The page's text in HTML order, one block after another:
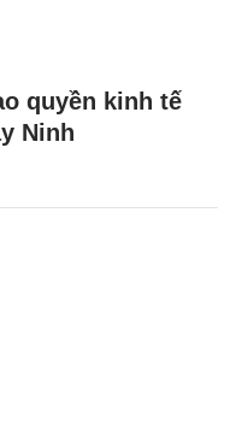
quyền kinh tế
Ninh